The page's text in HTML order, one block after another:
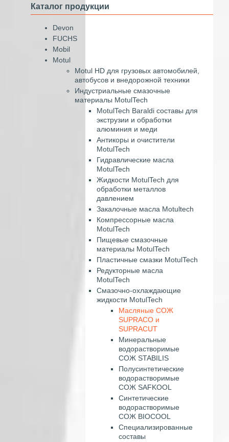
Каталог продукции
Devon
FUCHS
Mobil
Motul
Motul HD для грузовых автомобилей,
автобусов и внедорожной техники
Индустриальные смазочные
материалы MotulTech
MotulTech Baraldi составы для
экструзии и обработки
алюминия и меди
Антикоры и очистители
MotulTech
Гидравлические масла
MotulTech
Жидкости MotulTech для
обработки металлов
давлением
Закалочные масла Motultech
Компрессорные масла
MotulTech
Пищевые смазочные
материалы MotulTech
Пластичные смазки MotulTech
Редукторные масла
MotulTech
Смазочно-охлаждающие
жидкости MotulTech
Масляные СОЖ
SUPRACO и
SUPRACUT
Минеральные
водорастворимые
СОЖ STABILIS
Полусинтетические
водорастворимые
СОЖ SAFKOOL
Синтетические
водорастворимые
СОЖ BIOCOOL
Специализированные
составы